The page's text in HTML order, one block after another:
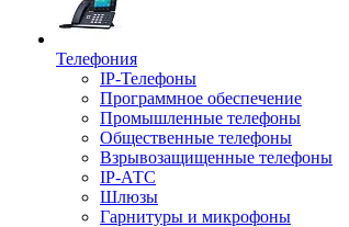
Телефония
IP-Телефоны
Программное обеспечение
Промышленные телефоны
Общественные телефоны
Взрывозащищенные телефоны
IP-АТС
Шлюзы
Гарнитуры и микрофоны